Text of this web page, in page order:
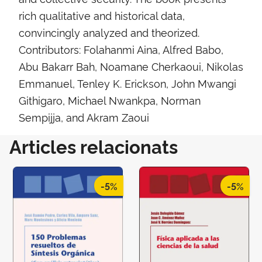
rich qualitative and historical data,
convincingly analyzed and theorized.
Contributors: Folahanmi Aina, Alfred Babo,
Abu Bakarr Bah, Noamane Cherkaoui, Nikolas
Emmanuel, Tenley K. Erickson, John Mwangi
Githigaro, Michael Nwankpa, Norman
Sempijja, and Akram Zaoui
Articles relacionats
-5% -5%